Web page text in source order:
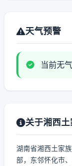
天气预警
当前无
关于湘西
湖南省湘西土家
部，东邻怀化市